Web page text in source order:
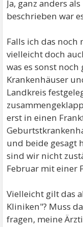
Ja, ganz anders
beschrieben war
Falls ich das noch
vielleicht doch
was es sonst
Krankenhäuser
Landkreis
erst in einen
und beide gesagt
sind wir nicht
Februar mit einer
Vielleicht gilt das
Kliniken"? Muss
fragen, meine